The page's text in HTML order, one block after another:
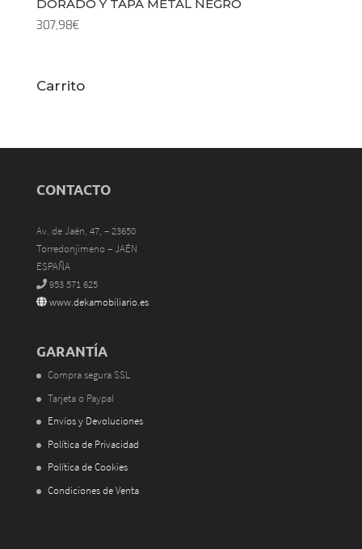
DORADO Y TAPA METAL NEGRO
307,98€
Carrito
CONTACTO
Av. de Jaén, 47, – 23650
Torredonjimeno – JAÉN
ESPAÑA
953 571 625
www.dekamobiliario.es
GARANTÍA
Compra segura SSL
Tarjeta o Paypal
Envíos y Devoluciones
Política de Privacidad
Política de Cookies
Condiciones de Venta